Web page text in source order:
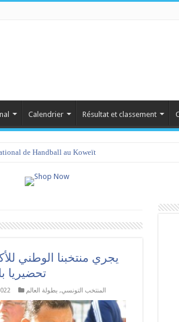
Calendrier Résultat et classement
de Handball au Koweït
يجري منتخبنا الوطني
تحضيريا
المنتخب التونسي, بطولة العالم